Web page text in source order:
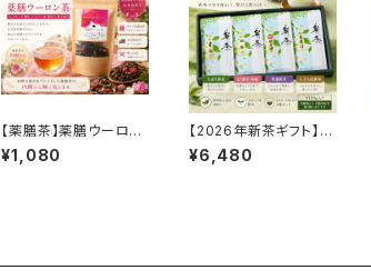
【薬膳茶】薬膳ウーロン
茶 50g｜ローズヒップ・
枸杞子・ジャスミン配合
¥1,080
【2026年新茶ギフト】静
岡牧之原産 新茶飲み比
べセット 4種詰合せ（各
¥6,480